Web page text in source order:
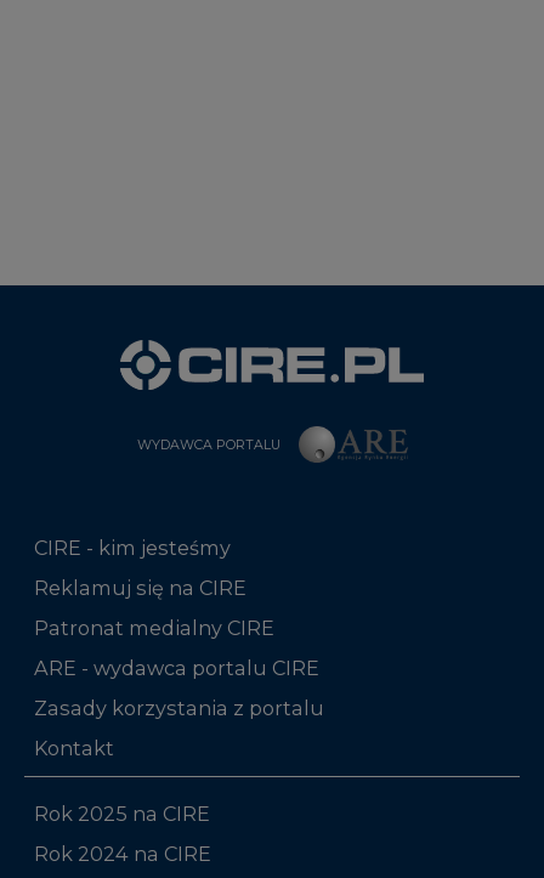
WYDAWCA PORTALU
CIRE - kim jesteśmy
Reklamuj się na CIRE
Patronat medialny CIRE
ARE - wydawca portalu CIRE
Zasady korzystania z portalu
Kontakt
Rok 2025 na CIRE
Rok 2024 na CIRE